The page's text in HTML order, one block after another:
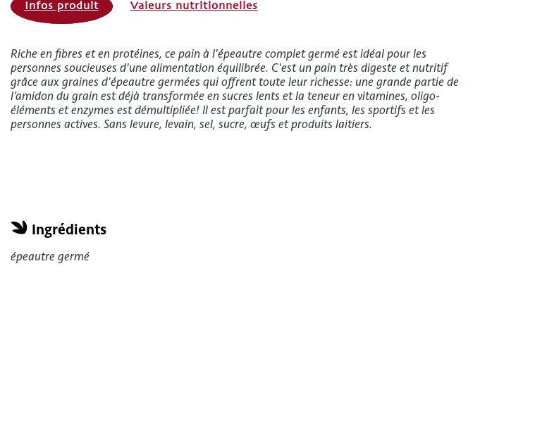
Infos produit Valeurs nutritionnelles
Riche en fibres et en protéines, ce pain à l'épeautre complet germé est idéal pour les
personnes soucieuses d'une alimentation équilibrée. C'est un pain très digeste et nutritif
grâce aux graines d'épeautre germées qui offrent toute leur richesse: une grande partie de
l’amidon du grain est déjà transformée en sucres lents et la teneur en vitamines, oligo-
éléments et enzymes est démultipliée! Il est parfait pour les enfants, les sportifs et les
personnes actives. Sans levure, levain, sel, sucre, œufs et produits laitiers.
Ingrédients
épeautre germé